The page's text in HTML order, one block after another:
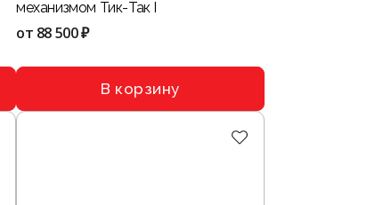
механизмом Тик-Так I
от 88 500 ₽
В корзину